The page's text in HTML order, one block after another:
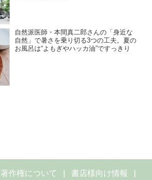
自然派医師・本間真二郎さんの「身近な
自然」で暑さを乗り切る3つの工夫。夏の
お風呂は“よもぎやハッカ油”ですっきり
著作権について 書店様向け情報